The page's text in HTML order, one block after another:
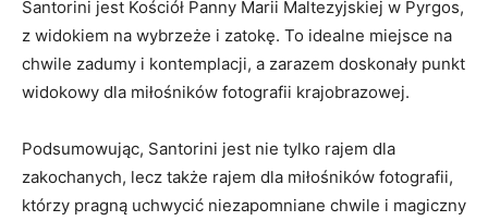
⁣Santorini jest ‌Kościół Panny Marii⁤ Maltezyjskiej w Pyrgos,
z widokiem na wybrzeże ⁢i zatokę. To idealne ⁣miejsce na
chwile zadumy i kontemplacji, a zarazem doskonały punkt
widokowy dla miłośników fotografii krajobrazowej.
Podsumowując, Santorini jest nie tylko rajem dla
zakochanych, lecz także rajem⁤ dla miłośników fotografii,⁣
którzy pragną uchwycić niezapomniane ⁣chwile i magiczny